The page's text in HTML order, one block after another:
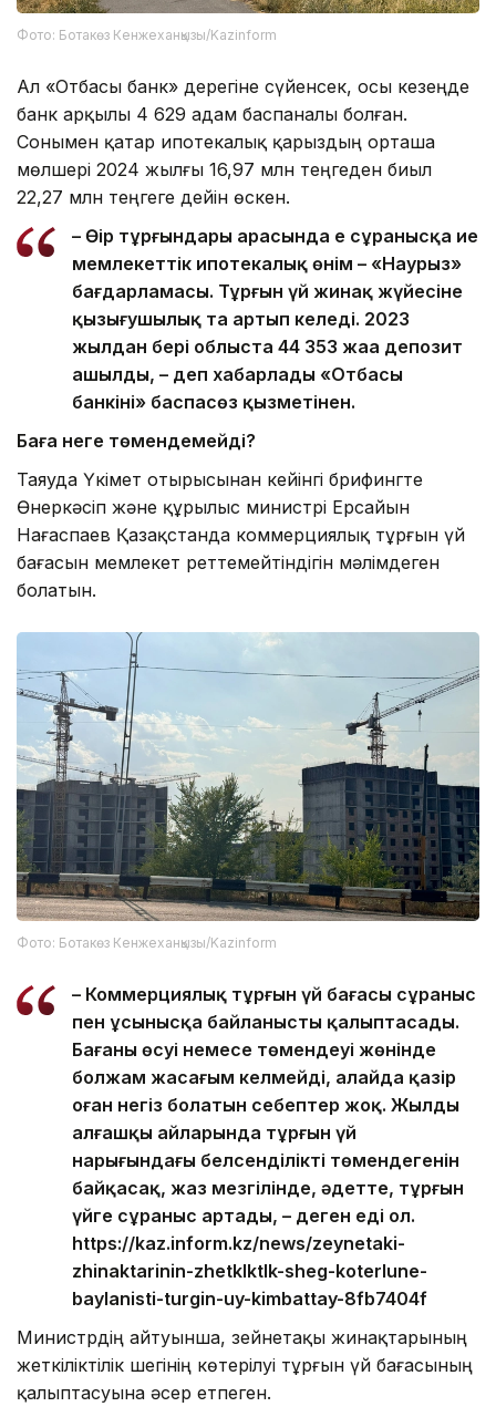
Фото: Ботакөз Кенжеханқызы/Kazinform
Ал «Отбасы банк» дерегіне сүйенсек, осы кезеңде
банк арқылы 4 629 адам баспаналы болған.
Сонымен қатар ипотекалық қарыздың орташа
мөлшері 2024 жылғы 16,97 млн теңгеден биыл
22,27 млн теңгеге дейін өскен.
– Өңір тұрғындары арасында ең сұранысқа ие
мемлекеттік ипотекалық өнім – «Наурыз»
бағдарламасы. Тұрғын үй жинақ жүйесіне
қызығушылық та артып келеді. 2023
жылдан бері облыста 44 353 жаңа депозит
ашылды, – деп хабарлады «Отбасы
банкінің» баспасөз қызметінен.
Баға неге төмендемейді?
Таяуда Үкімет отырысынан кейінгі брифингте
Өнеркәсіп және құрылыс министрі Ерсайын
Нағаспаев Қазақстанда коммерциялық тұрғын үй
бағасын мемлекет реттемейтіндігін мәлімдеген
болатын.
Фото: Ботакөз Кенжеханқызы/Kazinform
– Коммерциялық тұрғын үй бағасы сұраныс
пен ұсынысқа байланысты қалыптасады.
Бағаның өсуі немесе төмендеуі жөнінде
болжам жасағым келмейді, алайда қазір
оған негіз болатын себептер жоқ. Жылдың
алғашқы айларында тұрғын үй
нарығындағы белсенділіктің төмендегенін
байқасақ, жаз мезгілінде, әдетте, тұрғын
үйге сұраныс артады, – деген еді ол.
https://kaz.inform.kz/news/zeynetaki-
zhinaktarinin-zhetklktlk-sheg-koterlune-
baylanisti-turgin-uy-kimbattay-8fb7404f
Министрдің айтуынша, зейнетақы жинақтарының
жеткіліктілік шегінің көтерілуі тұрғын үй бағасының
қалыптасуына әсер етпеген.